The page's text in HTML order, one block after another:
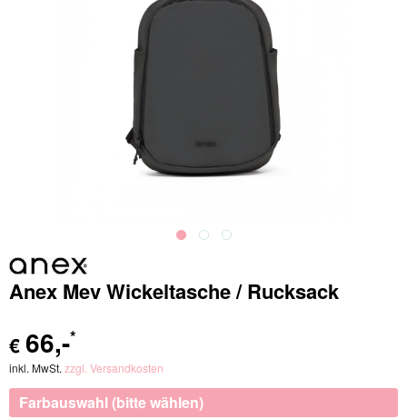
Anex Mev Wickeltasche / Rucksack
€ 66,-*
inkl. MwSt. zzgl. Versandkosten
Farbauswahl (bitte wählen)